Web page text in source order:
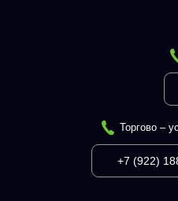
Торгово –
+7 (922)